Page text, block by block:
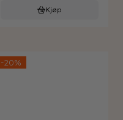
Kjøp
-20%